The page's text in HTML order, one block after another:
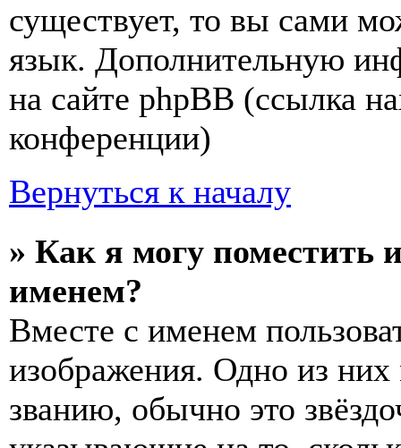
существует, то вы сами
язык. Дополнительную
на сайте phpBB (ссылка
конференции)
Вернуться к началу
» Как я могу поместить
именем?
Вместе с именем
изображения. Одно из
званию, обычно это